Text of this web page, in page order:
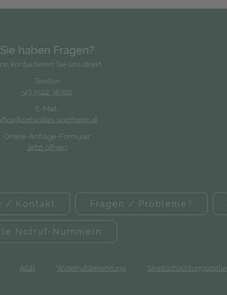
Sie haben Fragen?
kontaktieren Sie uns direkt.
Telefon
+43 5522 36300
E-Mail:
apotheke.at
Online-Anfrage-Formular
Jetzt öffnen
/ Kontakt Fragen / Probleme?
Notruf-Nummern
AGB Widerrufsbelehrung Streitschlichtungsstelle